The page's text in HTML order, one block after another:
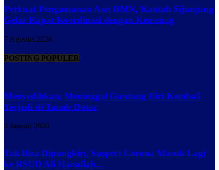
Perkuat Pengamanan Aset BMN, Kantah Sijunjung
Gelar Rapat Koordinasi dengan Kemenag
7 Agustus 2026
POSTING POPULER
Menyedihkan, Meninggal Gantung Diri Kembali
Terjadi di Tanah Datar
2 Januari 2020
Tak Bisa Dipungkiri, Suspect Corona Masuk Lagi
ke RSUD Ali Hanafiah...